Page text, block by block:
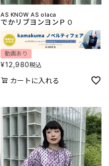
AS KNOW AS olaca
でかリブヨンヨンＰＯ
動画あり
¥12,980税込
カートに入れる